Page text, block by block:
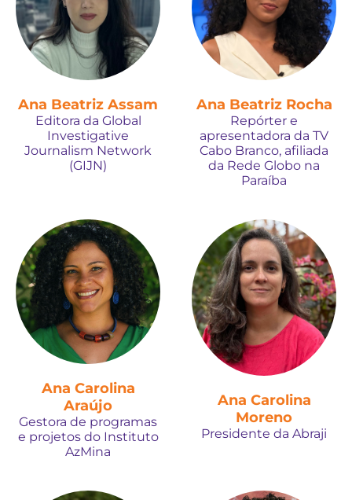
Ana Beatriz Assam
Editora da Global
Investigative
Journalism Network
(GIJN)
Ana Beatriz Rocha
Repórter e
apresentadora da TV
Cabo Branco, afiliada
da Rede Globo na
Paraíba
Ana Carolina
Araújo
Gestora de programas
e projetos do Instituto
AzMina
Ana Carolina
Moreno
Presidente da Abraji